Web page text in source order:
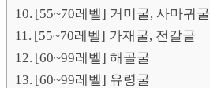
[55~70레벨] 거미굴, 사마귀굴
[55~70레벨] 가재굴, 전갈굴
[60~99레벨] 해골굴
[60~99레벨] 유령굴